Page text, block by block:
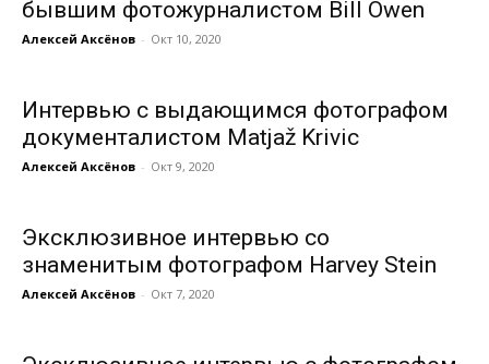
бывшим фотожурналистом Bill Owen
Алексей Аксёнов - Окт 10, 2020
Интервью с выдающимся фотографом
документалистом Matjaž Krivic
Алексей Аксёнов - Окт 9, 2020
Эксклюзивное интервью со
знаменитым фотографом Harvey Stein
Алексей Аксёнов - Окт 7, 2020